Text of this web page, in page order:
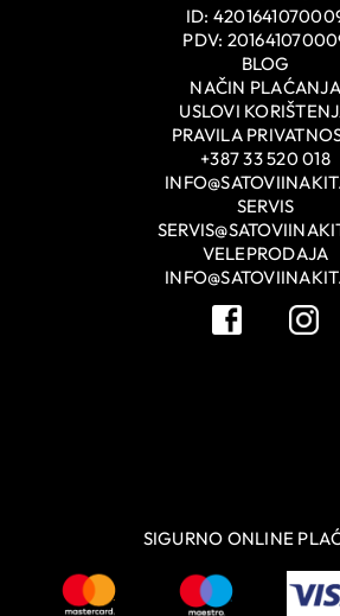
ID:
PDV:
BLOG
NAČIN PLAĆANJA
USLOVI
PRAVILA
+387 33 520 018
SERVIS
VELEPRODAJA
SIGURNO ONLINE